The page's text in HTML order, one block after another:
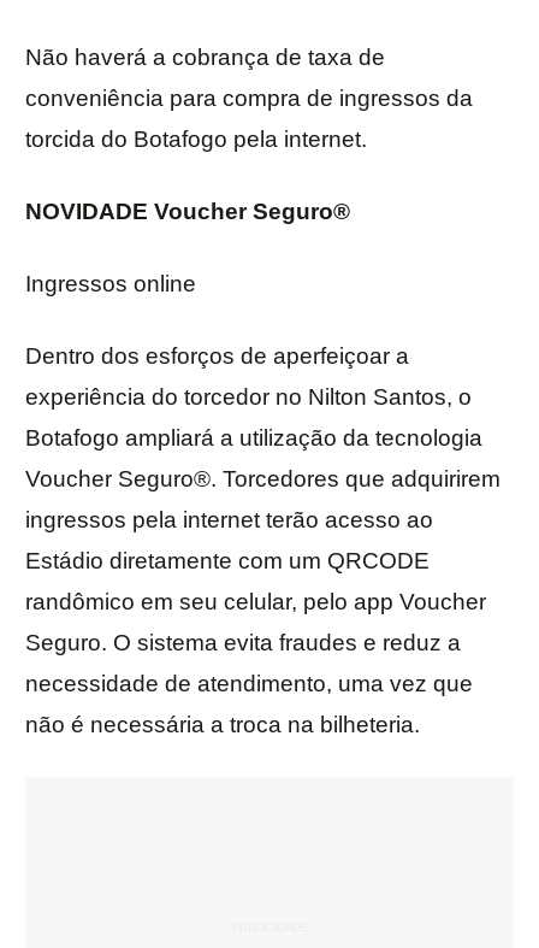
Não haverá a cobrança de taxa de
conveniência para compra de ingressos da
torcida do Botafogo pela internet.
NOVIDADE Voucher Seguro®
Ingressos online
Dentro dos esforços de aperfeiçoar a
experiência do torcedor no Nilton Santos, o
Botafogo ampliará a utilização da tecnologia
Voucher Seguro®. Torcedores que adquirirem
ingressos pela internet terão acesso ao
Estádio diretamente com um QRCODE
randômico em seu celular, pelo app Voucher
Seguro. O sistema evita fraudes e reduz a
necessidade de atendimento, uma vez que
não é necessária a troca na bilheteria.